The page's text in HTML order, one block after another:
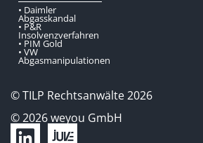
• Daimler
Abgasskandal
• P&R
Insolvenzverfahren
• PIM Gold
• VW
Abgasmanipulationen
© TILP Rechtsanwälte 2026
© 2026 weyou GmbH